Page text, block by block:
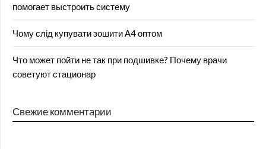
помогает выстроить систему
Чому слід купувати зошити А4 оптом
Что может пойти не так при подшивке? Почему врачи
советуют стационар
Свежие комментарии